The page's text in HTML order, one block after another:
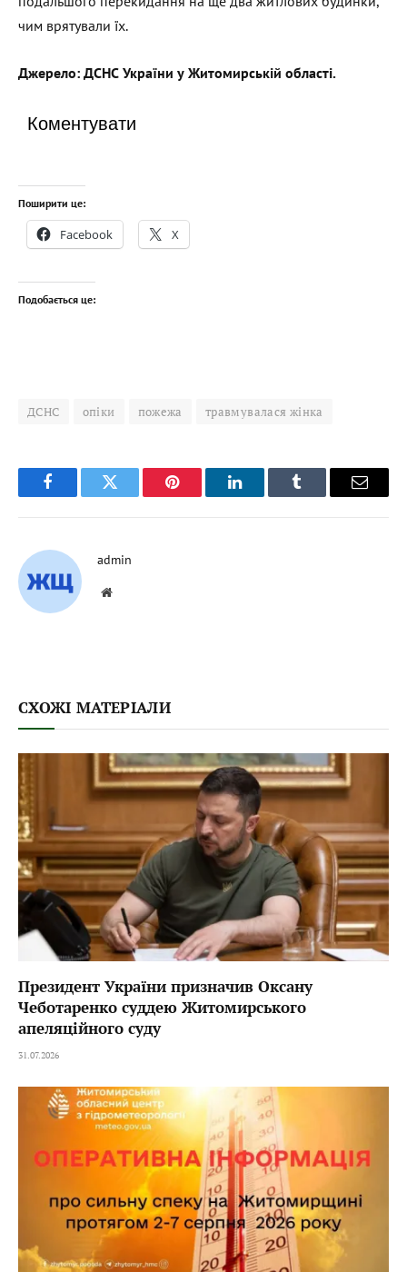
чим врятували їх.
Джерело: ДСНС України у Житомирській області.
Коментувати
Поширити це:
Facebook X
Подобається це:
ДСНС опіки пожежа травмувалася жінка
FacebookTwitter Pinterest LinkedInTumblr Email
admin
Website
СХОЖІ МАТЕРІАЛИ
Президент України призначив Оксану
Чеботаренко суддею Житомирського
апеляційного суду
31.07.2026